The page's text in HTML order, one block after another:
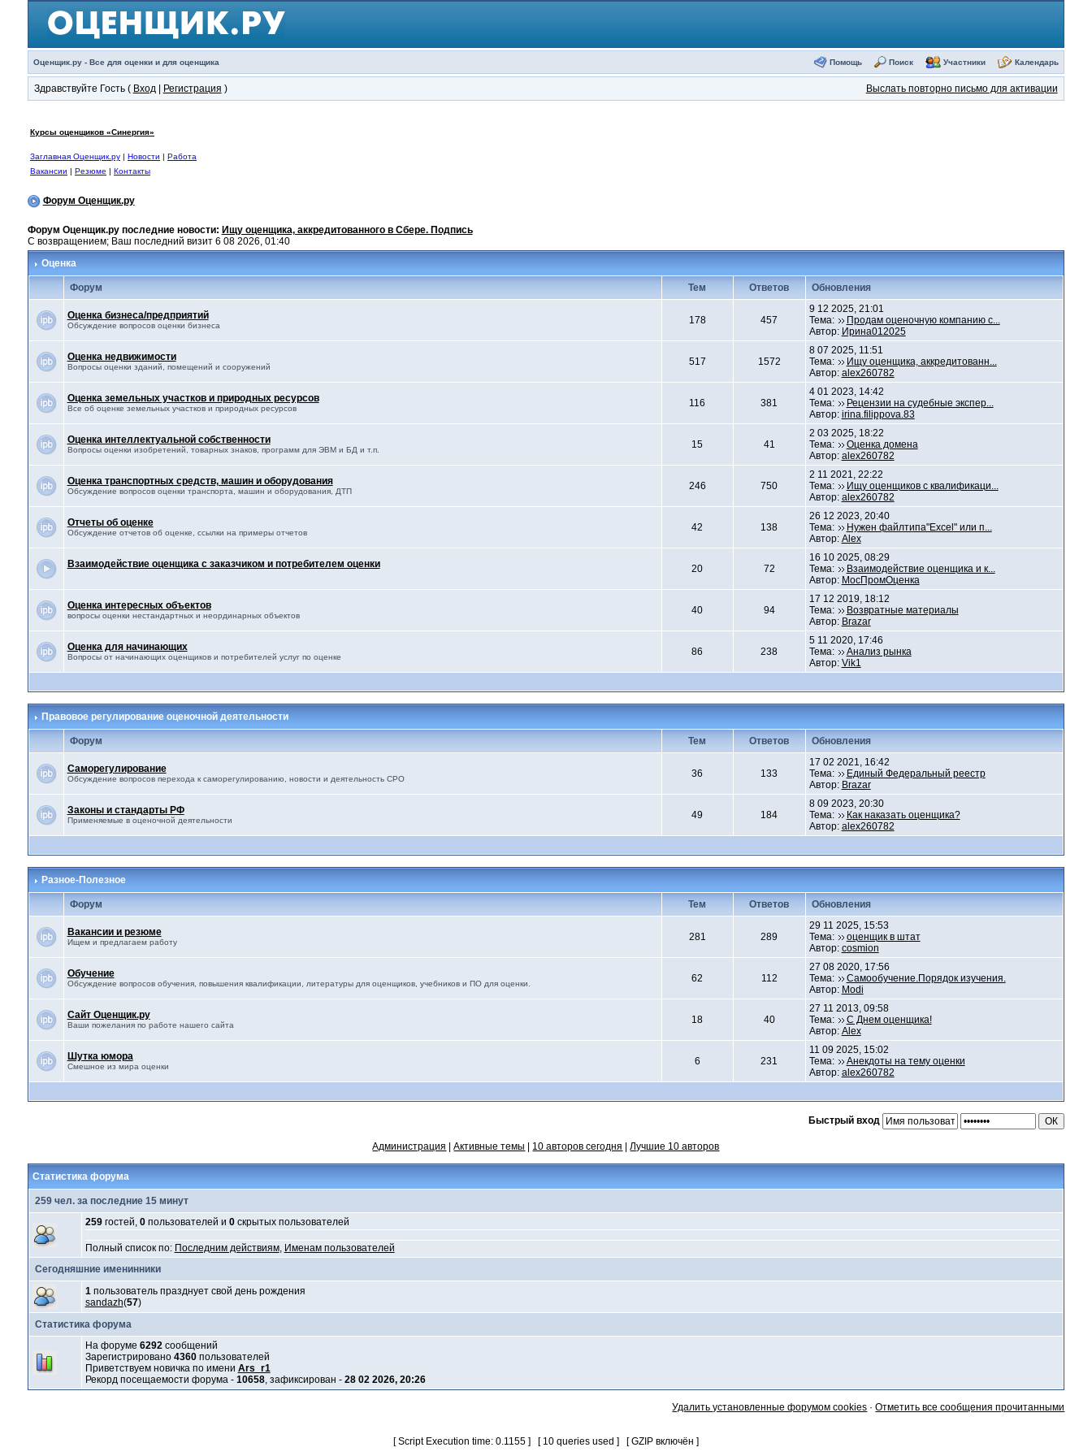
Оценщик.ру - Все для оценки и для оценщика Помощь Поиск Участники Календарь
Здравствуйте Гость ( Вход| Регистрация ) Выслать повторно письмо для активации
Курсы оценщиков «Синергия»
Заглавная Оценщик.ру| Новости | Работа
Вакансии | Резюме | Контакты
Форум Оценщик.ру
Форум Оценщик.ру последние новости: Ищу оценщика, аккредитованного в Сбере. Подпись
С возвращением; Ваш последний визит 6 08 2026, 01:40
Оценка
Форум Тем Ответов Обновления
Оценка бизнеса/предприятий
Обсуждение вопросов оценки бизнеса 178 457
9 12 2025, 21:01
Тема:
Продам оценочную компанию с...
Автор: Ирина012025
Оценка недвижимости
Вопросы оценки зданий, помещений и сооружений 517 1572
8 07 2025, 11:51
Тема:
Ищу оценщика, аккредитованн...
Автор: alex260782
Оценка земельных участков и природных ресурсов
Все об оценке земельных участков и природных ресурсов 116 381
4 01 2023, 14:42
Тема:
Рецензии на судебные экспер...
Автор: irina.filippova.83
Оценка интеллектуальной собственности
Вопросы оценки изобретений, товарных знаков, программ для ЭВМ и БД и т.п. 15 41
2 03 2025, 18:22
Тема:
Оценка домена
Автор: alex260782
Оценка транспортных средств, машин и оборудования
Обсуждение вопросов оценки транспорта, машин и оборудования, ДТП 246 750
2 11 2021, 22:22
Тема:
Ищу оценщиков с квалификаци...
Автор: alex260782
Отчеты об оценке
Обсуждение отчетов об оценке, ссылки на примеры отчетов 42 138
26 12 2023, 20:40
Тема:
Нужен файлтипа"Excel" или п...
Автор: Alex
Взаимодействие оценщика с заказчиком и потребителем оценки 20 72
16 10 2025, 08:29
Тема:
Взаимодействие оценщика и к...
Автор: МосПромОценка
Оценка интересных объектов
вопросы оценки нестандартных и неординарных объектов 40 94
17 12 2019, 18:12
Тема:
Возвратные материалы
Автор: Brazar
Оценка для начинающих
Вопросы от начинающих оценщиков и потребителей услуг по оценке 86 238
5 11 2020, 17:46
Тема:
Анализ рынка
Автор: Vik1
Правовое регулирование оценочной деятельности
Форум Тем Ответов Обновления
Саморегулирование
Обсуждение вопросов перехода к саморегулированию, новости и деятельность СРО 36 133
17 02 2021, 16:42
Тема:
Единый Федеральный реестр
Автор: Brazar
Законы и стандарты РФ
Применяемые в оценочной деятельности 49 184
8 09 2023, 20:30
Тема:
Как наказать оценщика?
Автор: alex260782
Разное-Полезное
Форум Тем Ответов Обновления
Вакансии и резюме
Ищем и предлагаем работу 281 289
29 11 2025, 15:53
Тема:
оценщик в штат
Автор: cosmion
Обучение
Обсуждение вопросов обучения, повышения квалификации, литературы для оценщиков, учебников и ПО для оценки. 62 112
27 08 2020, 17:56
Тема:
Самообучение.Порядок изучения.
Автор: Modi
Сайт Оценщик.ру
Ваши пожелания по работе нашего сайта 18 40
27 11 2013, 09:58
Тема:
С Днем оценщика!
Автор: Alex
Шутка юмора
Смешное из мира оценки 6 231
11 09 2025, 15:02
Тема:
Анекдоты на тему оценки
Автор: alex260782
Быстрый вход
Администрация |Активные темы 10 авторов сегодня |Лучшие 10 авторов
Статистика форума
259 чел. за последние 15 минут
259гостей, 0пользователей и 0скрытых пользователей
Полный список по: Последним действиям, Именам пользователей
Сегодняшние именинники
1пользователь празднует свой день рождения
sandazh(57)
Статистика форума
На форуме 6292сообщений
Зарегистрировано 4360пользователей
Приветствуем новичка по имени Ars_r1
Рекорд посещаемости форума - 10658, зафиксирован - 28 02 2026, 20:26
Удалить установленные форумом cookies ·Отметить все сообщения прочитанными
[ Script Execution time: 0.1155 ] [ 10 queries used ] [ GZIP включён ]